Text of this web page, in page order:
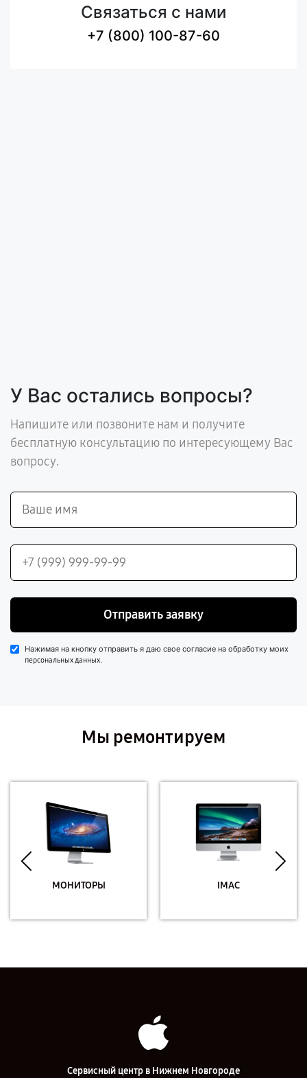
Связаться с нами
+7 (800) 100-87-60
У Вас остались вопросы?
Напишите или позвоните нам и получите
бесплатную консультацию по интересующему Вас
вопросу.
Отправить заявку
Нажимая на кнопку отправить я даю свое согласие на обработку моих
персональных данных.
Мы ремонтируем
МОНИТОРЫ IMAC
Сервисный центр в Нижнем Новгороде